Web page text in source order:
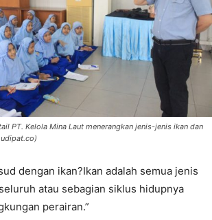
PT. Kelola Mina Laut menerangkan jenis-jenis ikan dan
dengan ikan?Ikan adalah semua jenis
atau sebagian siklus hidupnya
perairan.”